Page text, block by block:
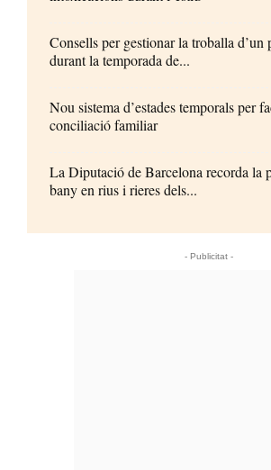
Consells per gestionar la troballa d’un
durant la temporada de...
Nou sistema d’estades temporals per
conciliació familiar
La Diputació de Barcelona recorda la
bany en rius i rieres dels...
- Publicitat -